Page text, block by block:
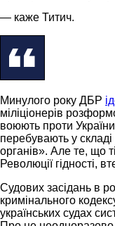
— каже Титич.
Минулого року ДБР
міліціонерів
воюють проти України
перебувають у
органів». Але те, що
Революції гідності,
Судових засідань в
кримінального
українських судах